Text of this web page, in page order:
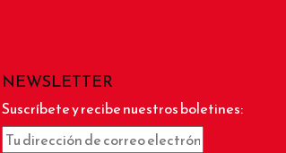
NEWSLETTER
Suscríbete y recibe nuestros boletines: